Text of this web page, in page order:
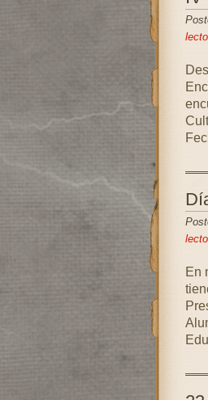
En